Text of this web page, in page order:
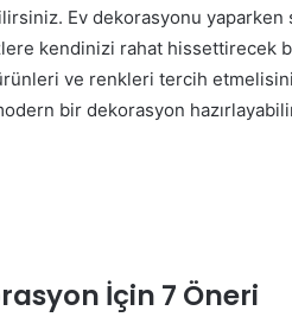
Ev dekorasyonu yaparken
kendinizi rahat hissettirecek
ve renkleri tercih
bir dekorasyon
İçin 7 Öneri